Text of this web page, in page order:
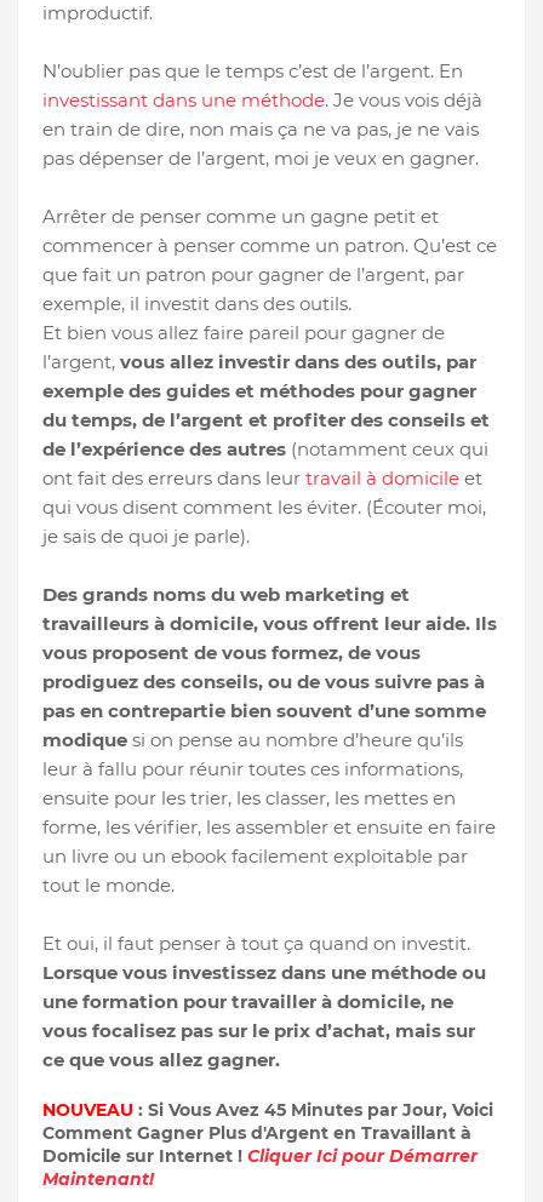
improductif.
N’oublier pas que le temps c’est de l’argent. En
investissant dans une méthode. Je vous vois déjà
en train de dire, non mais ça ne va pas, je ne vais
pas dépenser de l’argent, moi je veux en gagner.
Arrêter de penser comme un gagne petit et
commencer à penser comme un patron. Qu’est ce
que fait un patron pour gagner de l’argent, par
exemple, il investit dans des outils.
Et bien vous allez faire pareil pour gagner de
l’argent, vous allez investir dans des outils, par
exemple des guides et méthodes pour gagner
du temps, de l’argent et profiter des conseils et
de l’expérience des autres (notamment ceux qui
ont fait des erreurs dans leur travail à domicile et
qui vous disent comment les éviter. (Écouter moi,
je sais de quoi je parle).
Des grands noms du web marketing et
travailleurs à domicile, vous offrent leur aide. Ils
vous proposent de vous formez, de vous
prodiguez des conseils, ou de vous suivre pas à
pas en contrepartie bien souvent d’une somme
modique si on pense au nombre d’heure qu’ils
leur à fallu pour réunir toutes ces informations,
ensuite pour les trier, les classer, les mettes en
forme, les vérifier, les assembler et ensuite en faire
un livre ou un ebook facilement exploitable par
tout le monde.
Et oui, il faut penser à tout ça quand on investit.
Lorsque vous investissez dans une méthode ou
une formation pour travailler à domicile, ne
vous focalisez pas sur le prix d’achat, mais sur
ce que vous allez gagner.
NOUVEAU : Si Vous Avez 45 Minutes par Jour, Voici
Comment Gagner Plus d'Argent en Travaillant à
Domicile sur Internet ! Cliquer Ici pour Démarrer
Maintenant!